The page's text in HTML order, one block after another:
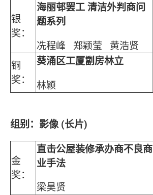
银
奖：
海丽邨罢工 清洁外判商问
题系列
冼程峰 郑颖莹 黄浩贤
铜
奖：
葵涌区工厦劏房林立
林颖
组别：影像 (长片)
金
奖：
直击公屋装修承办商不良商
业手法
梁昊贤